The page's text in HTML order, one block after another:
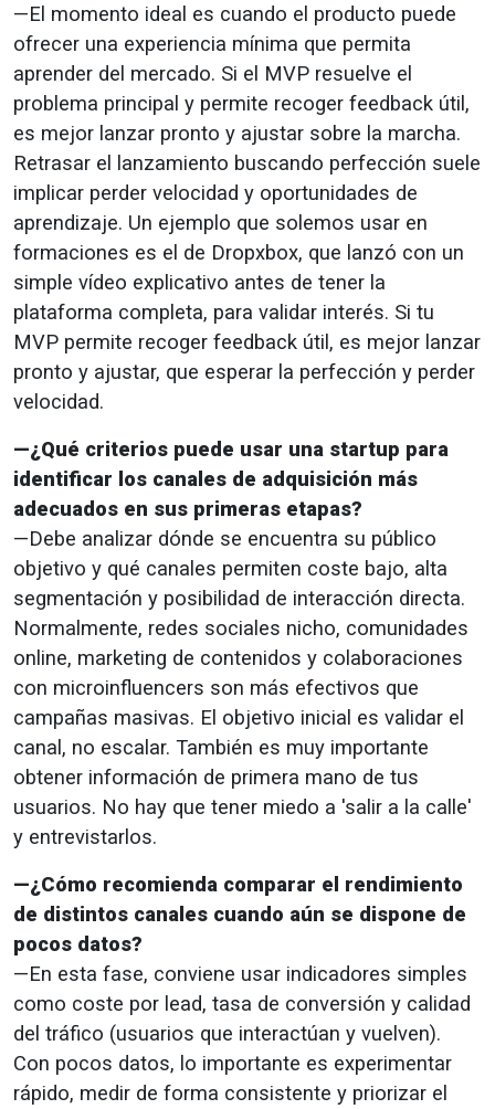
—El momento ideal es cuando el producto puede
ofrecer una experiencia mínima que permita
aprender del mercado. Si el MVP resuelve el
problema principal y permite recoger feedback útil,
es mejor lanzar pronto y ajustar sobre la marcha.
Retrasar el lanzamiento buscando perfección suele
implicar perder velocidad y oportunidades de
aprendizaje. Un ejemplo que solemos usar en
formaciones es el de Dropxbox, que lanzó con un
simple vídeo explicativo antes de tener la
plataforma completa, para validar interés. Si tu
MVP permite recoger feedback útil, es mejor lanzar
pronto y ajustar, que esperar la perfección y perder
velocidad.
—¿Qué criterios puede usar una startup para
identificar los canales de adquisición más
adecuados en sus primeras etapas?
—Debe analizar dónde se encuentra su público
objetivo y qué canales permiten coste bajo, alta
segmentación y posibilidad de interacción directa.
Normalmente, redes sociales nicho, comunidades
online, marketing de contenidos y colaboraciones
con microinfluencers son más efectivos que
campañas masivas. El objetivo inicial es validar el
canal, no escalar. También es muy importante
obtener información de primera mano de tus
usuarios. No hay que tener miedo a 'salir a la calle'
y entrevistarlos.
—¿Cómo recomienda comparar el rendimiento
de distintos canales cuando aún se dispone de
pocos datos?
—En esta fase, conviene usar indicadores simples
como coste por lead, tasa de conversión y calidad
del tráfico (usuarios que interactúan y vuelven).
Con pocos datos, lo importante es experimentar
rápido, medir de forma consistente y priorizar el